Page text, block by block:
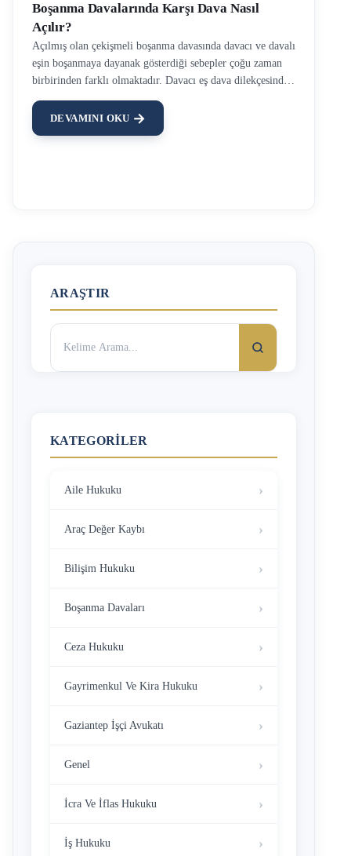
Boşanma Davalarında Karşı Dava Nasıl
Açılır?
Açılmış olan çekişmeli boşanma davasında davacı ve davalı
eşin boşanmaya dayanak gösterdiği sebepler çoğu zaman
birbirinden farklı olmaktadır. Davacı eş dava dilekçesinde
şekilde belirttiği takdirde davalı eşin de dava dilekçesinde
belirtilen sebeplerin geçerliliği bulunmadığını, kendisinin
belirlemiştir. Karşı Dava …
DEVAMINI OKU
ARAŞTIR
Arama:
KATEGORILER
Aile Hukuku
Araç Değer Kaybı
Bilişim Hukuku
Boşanma Davaları
Ceza Hukuku
Gayrimenkul Ve Kira Hukuku
Gaziantep İşçi Avukatı
Genel
İcra Ve İflas Hukuku
İş Hukuku